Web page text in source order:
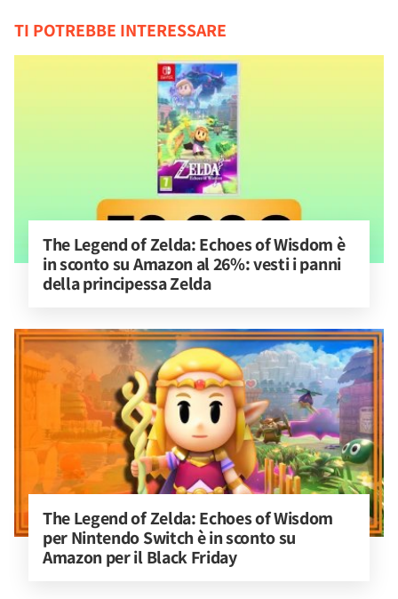
TI POTREBBE INTERESSARE
The Legend of Zelda: Echoes of Wisdom è
in sconto su Amazon al 26%: vesti i panni
della principessa Zelda
The Legend of Zelda: Echoes of Wisdom
per Nintendo Switch è in sconto su
Amazon per il Black Friday